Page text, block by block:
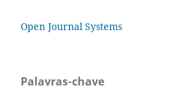
Open Journal Systems
Palavras-chave